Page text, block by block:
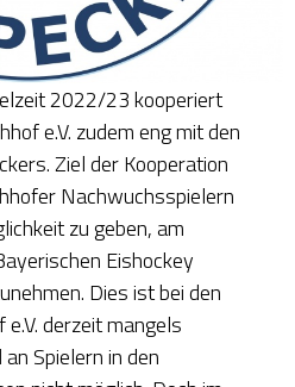
2022/23 kooperiert
e.V. zudem eng mit den
Ziel der Kooperation
Nachwuchsspielern
zu geben, am
Eishockey
Dies ist bei den
derzeit mangels
Spielern in den